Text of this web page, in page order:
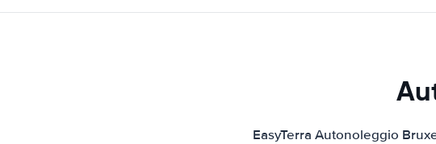
EasyTerra Autonoleggio